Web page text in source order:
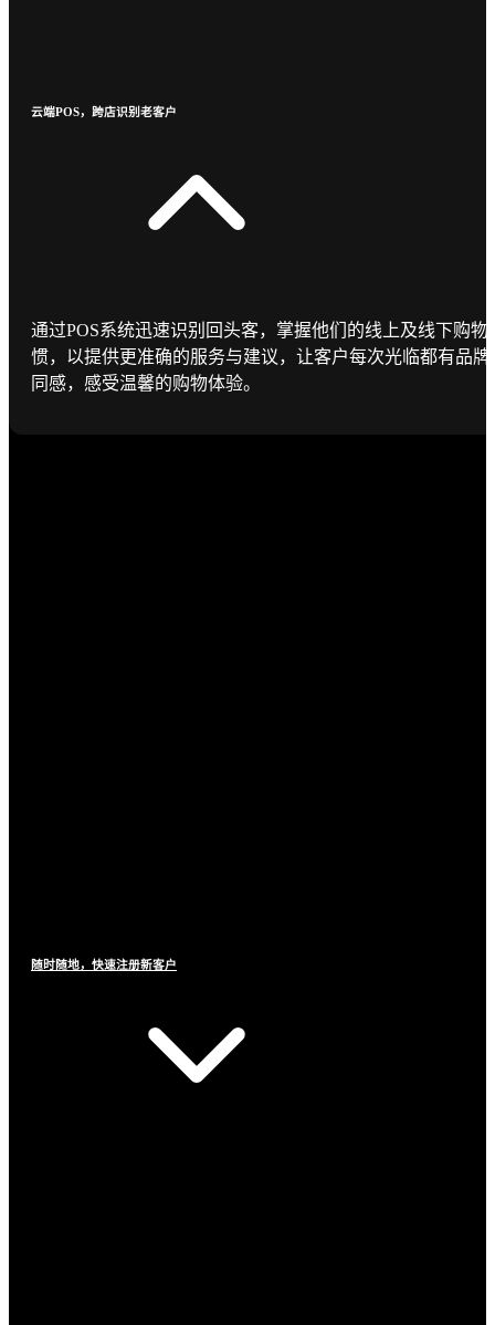
云端POS，跨店识别老客户
通过POS系统迅速识别回头客，掌握他们的线上及线下购物
惯，以提供更准确的服务与建议，让客户每次光临都有品牌
同感，感受温馨的购物体验。
随时随地，快速注册新客户